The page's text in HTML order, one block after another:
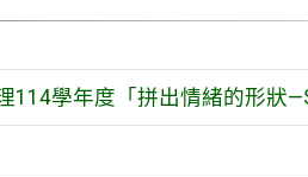
114學年度「拼出情緒的形狀